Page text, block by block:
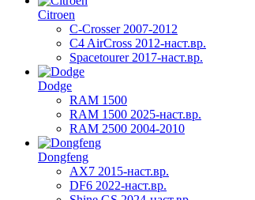
Citroen
C-Crosser 2007-2012
C4 AirCross 2012-наст.вр.
Spacetourer 2017-наст.вр.
Dodge
RAM 1500
RAM 1500 2025-наст.вр.
RAM 2500 2004-2010
Dongfeng
AX7 2015-наст.вр.
DF6 2022-наст.вр.